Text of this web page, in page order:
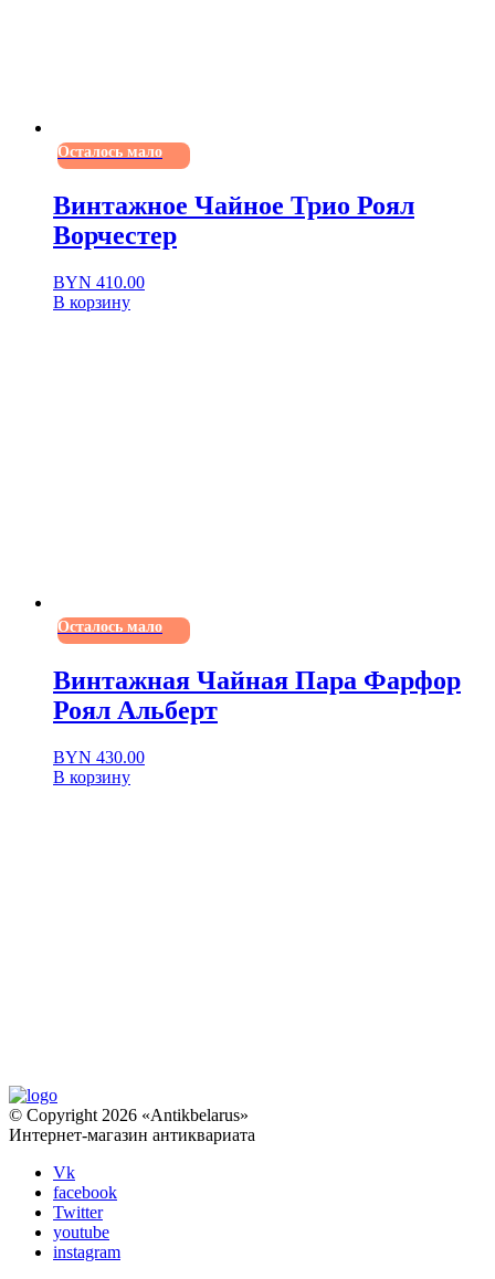
Осталось мало
Винтажное Чайное Трио Роял
Ворчестер
BYN 410.00
В корзину
Осталось мало
Винтажная Чайная Пара Фарфор
Роял Альберт
BYN 430.00
В корзину
© Copyright 2026 «Antikbelarus»
Интернет-магазин антиквариата
Vk
facebook
Twitter
youtube
instagram